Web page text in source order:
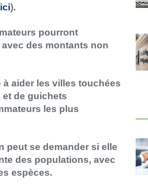
ici).
pourront
des montants non
aider les villes touchées
de guichets
les plus
peut se demander si elle
des populations, avec
espèces.